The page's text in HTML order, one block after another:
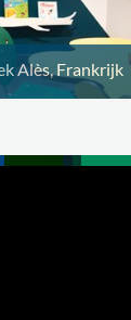
Alès, Frankrijk